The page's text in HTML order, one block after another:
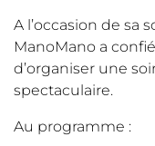
A l’occasion de sa
ManoMano a
d’organiser une
spectaculaire.
Au programme :